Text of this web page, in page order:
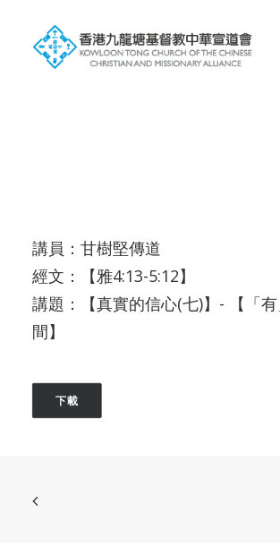
講員：甘樹堅傳道
經文：【雅4:13-5:12】
講題：【真實的信心(七)】- 【「
間】
下載